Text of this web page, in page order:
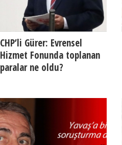
CHP’li Gürer: Evrensel
Hizmet Fonunda toplanan
paralar ne oldu?